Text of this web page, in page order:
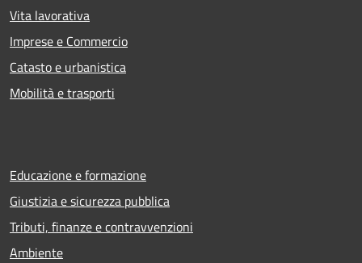
Vita lavorativa
Imprese e Commercio
Catasto e urbanistica
Mobilità e trasporti
Educazione e formazione
Giustizia e sicurezza pubblica
Tributi, finanze e contravvenzioni
Ambiente